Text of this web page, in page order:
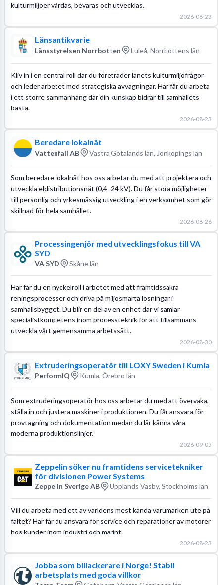
kulturmiljöer vårdas, bevaras och utvecklas.
2026-08-23
Länsantikvarie
Länsstyrelsen Norrbotten Luleå, Norrbottens län
Kliv in i en central roll där du företräder länets kulturmiljöfrågor
och leder arbetet med strategiska avvägningar. Här får du arbeta
i ett större sammanhang där din kunskap bidrar till samhällets
bästa.
2026-08-23
Beredare lokalnät
Vattenfall AB Västra Götalands län, Jönköpings län
Som beredare lokalnät hos oss arbetar du med att projektera och
utveckla eldistributionsnät (0,4–24 kV). Du får stora möjligheter
till personlig och yrkesmässig utveckling i en verksamhet som gör
skillnad för hela samhället.
2026-08-26
Processingenjör med utvecklingsfokus till VA
SYD
VA SYD Skåne län
Här får du en nyckelroll i arbetet med att framtidssäkra
reningsprocesser och driva på miljösmarta lösningar i
samhällsbygget. Du blir en del av en enhet där vi samlar
specialistkompetens inom processteknik för att tillsammans
utveckla vårt gemensamma arbetssätt.
2026-08-30
Extruderingsoperatör till LOXY Sweden i Kumla
PerformIQ Kumla, Örebro län
Som extruderingsoperatör hos oss arbetar du med att övervaka,
ställa in och justera maskiner i produktionen. Du får ansvara för
provtagning och dokumentation medan du lär känna våra
moderna produktionslinjer.
2026-09-05
Zeppelin söker nu framtidens servicetekniker
för divisionen Power Systems
Zeppelin Sverige AB Upplands Väsby, Stockholms län
Vill du arbeta med ett av världens mest kända varumärken ute på
fältet? Här får du ansvara för service och reparationer av motorer
hos kunder inom industri och marint.
2026-08-23
Jobba som billackerare i Norge! Stabil
arbetsplats med goda villkor